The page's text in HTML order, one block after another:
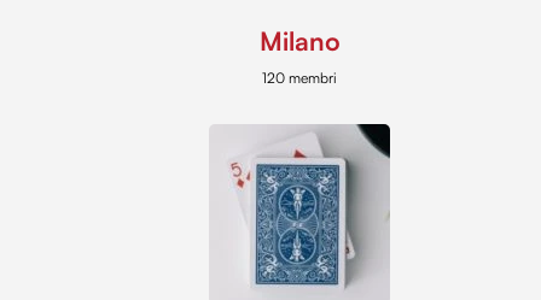
Milano
120 membri